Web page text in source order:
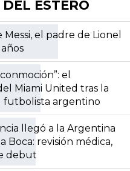
ESTERO
el padre de Lionel
años
el
Miami United tras la
futbolista argentino
llegó a la Argentina
Boca: revisión médica,
debut